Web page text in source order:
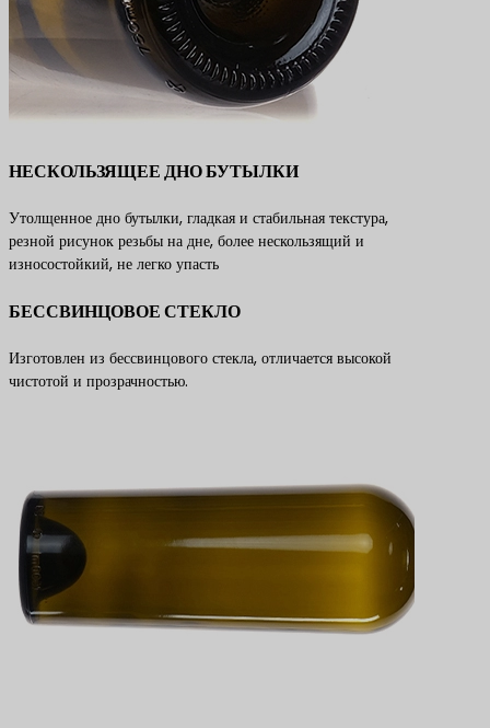
НЕСКОЛЬЗЯЩЕЕ ДНО БУТЫЛКИ
Утолщенное дно бутылки, гладкая и стабильная текстура,
резной рисунок резьбы на дне, более нескользящий и
износостойкий, не легко упасть
БЕССВИНЦОВОЕ СТЕКЛО
Изготовлен из бессвинцового стекла, отличается высокой
чистотой и прозрачностью.